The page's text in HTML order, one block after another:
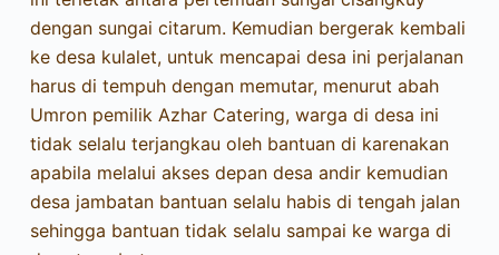
dengan sungai citarum. Kemudian bergerak kembali
ke desa kulalet, untuk mencapai desa ini perjalanan
harus di tempuh dengan memutar, menurut abah
Umron pemilik Azhar Catering, warga di desa ini
tidak selalu terjangkau oleh bantuan di karenakan
apabila melalui akses depan desa andir kemudian
desa jambatan bantuan selalu habis di tengah jalan
sehingga bantuan tidak selalu sampai ke warga di